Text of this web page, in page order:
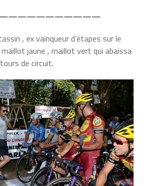
, ex vainqueur d’étapes sur le
maillot jaune , maillot vert qui abaissa
de circuit.